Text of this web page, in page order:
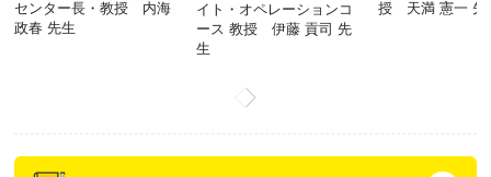
センター長・教授 内海
政春 先生
イト・オペレーションコ
ース 教授 伊藤 貢司 先
生
授 天満 憲一 先